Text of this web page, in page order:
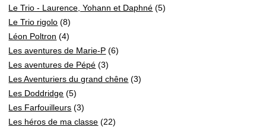
Le Trio - Laurence, Yohann et Daphné (5)
Le Trio rigolo (8)
Léon Poltron (4)
Les aventures de Marie-P (6)
Les aventures de Pépé (3)
Les Aventuriers du grand chêne (3)
Les Doddridge (5)
Les Farfouilleurs (3)
Les héros de ma classe (22)